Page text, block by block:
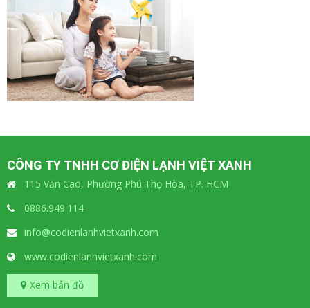
CÔNG TY TNHH CƠ ĐIỆN LẠNH VIỆT XANH
115 Văn Cao, Phường Phú Thọ Hòa, TP. HCM
0886.949.114
info@codienlanhvietxanh.com
www.codienlanhvietxanh.com
Xem bản đồ